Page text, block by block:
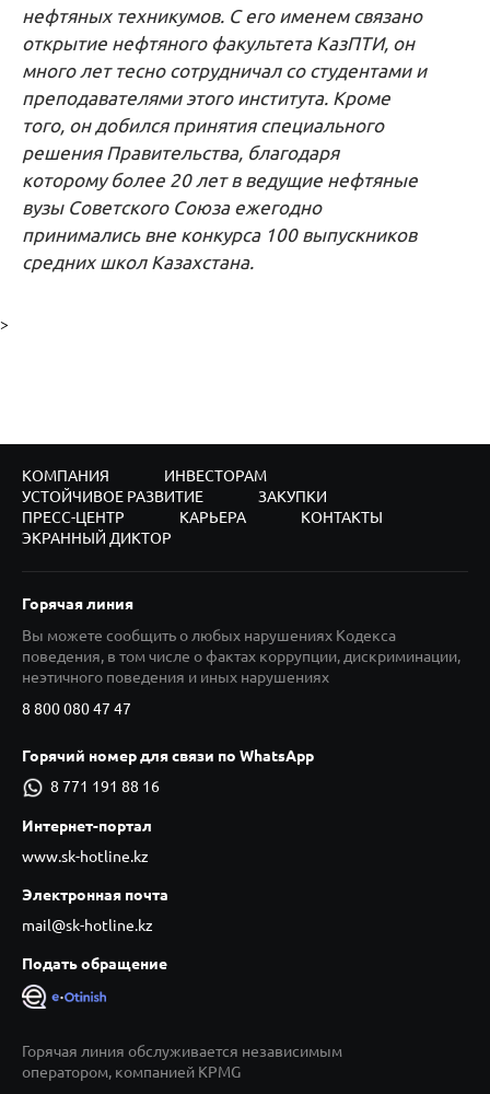
нефтяных техникумов. С его именем связано
открытие нефтяного факультета КазПТИ, он
много лет тесно сотрудничал со студентами и
преподавателями этого института. Кроме
того, он добился принятия специального
решения Правительства, благодаря
которому более 20 лет в ведущие нефтяные
вузы Советского Союза ежегодно
принимались вне конкурса 100 выпускников
средних школ Казахстана.
>
КОМПАНИЯ
ИНВЕСТОРАМ
УСТОЙЧИВОЕ РАЗВИТИЕ
ЗАКУПКИ
ПРЕСС-ЦЕНТР
КАРЬЕРА
КОНТАКТЫ
ЭКРАННЫЙ ДИКТОР
Горячая линия
Вы можете сообщить о любых нарушениях Кодекса
поведения, в том числе о фактах коррупции, дискриминации,
неэтичного поведения и иных нарушениях
8 800 080 47 47
Горячий номер для связи по WhatsApp
8 771 191 88 16
Интернет-портал
www.sk-hotline.kz
Электронная почта
mail@sk-hotline.kz
Подать обращение
Горячая линия обслуживается независимым
оператором, компанией KPMG